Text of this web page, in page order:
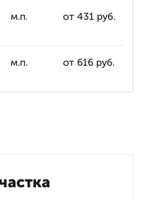
м.п. от 431 руб.
м.п. от 616 руб.